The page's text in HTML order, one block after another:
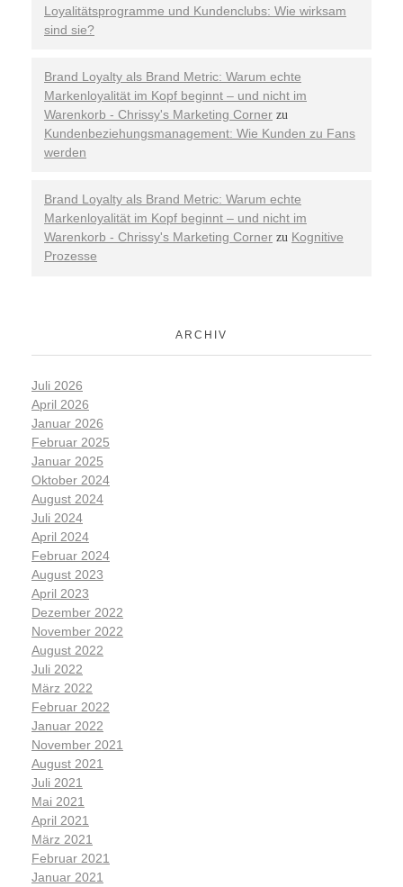
Loyalitätsprogramme und Kundenclubs: Wie wirksam
sind sie?
Brand Loyalty als Brand Metric: Warum echte
Markenloyalität im Kopf beginnt – und nicht im
Warenkorb - Chrissy's Marketing Corner zu
Kundenbeziehungsmanagement: Wie Kunden zu Fans
werden
Brand Loyalty als Brand Metric: Warum echte
Markenloyalität im Kopf beginnt – und nicht im
Warenkorb - Chrissy's Marketing Corner zu Kognitive
Prozesse
ARCHIV
Juli 2026
April 2026
Januar 2026
Februar 2025
Januar 2025
Oktober 2024
August 2024
Juli 2024
April 2024
Februar 2024
August 2023
April 2023
Dezember 2022
November 2022
August 2022
Juli 2022
März 2022
Februar 2022
Januar 2022
November 2021
August 2021
Juli 2021
Mai 2021
April 2021
März 2021
Februar 2021
Januar 2021